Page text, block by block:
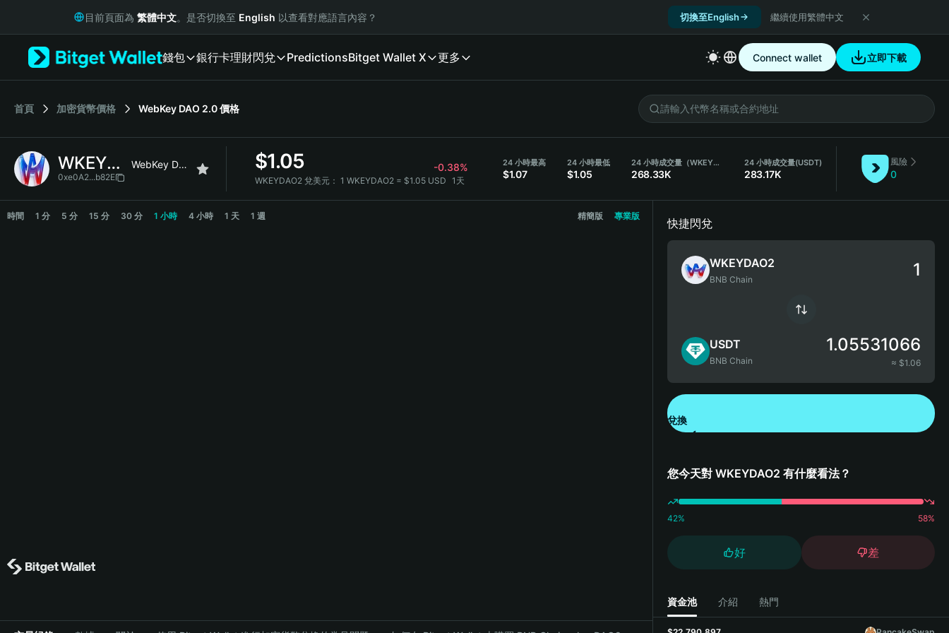
Русский
Italiano
简体中文
繁體中文
Bahasa Indonesia
目前頁面為 繁體中文。是否切換至 English 以查看對應語言內容？ 切換至English 繼續使用繁體中文
錢包 銀行卡理財閃兌 PredictionsBitget Wallet X 更多 Connect wallet 立即下載
首頁 加密貨幣價格 WebKey DAO 2.0價格
WKEYDAO2 WebKey DAO 2.0
0xe0A2...b82E
$1.05 -0.38%
WKEYDAO2 兌美元： 1 WKEYDAO2 = $1.05 USD 1天
24 小時最高
$1.07
24 小時最低
$1.05
24 小時成交量（WKEYDAO2）
268.33K
24 小時成交量(USDT)
283.17K
風險
0
WKEYDAO2 Price Chart
時間 1 分 5 分 15 分 30 分 1 小時 4 小時 1 天 1 週 精簡版 專業版
快捷閃兌
WKEYDAO2
BNB Chain
USDT
BNB Chain
1.05531066
≈ $1.06
兌換
您今天對 WKEYDAO2 有什麼看法？
42% 58%
好 差
資金池 介紹 熱門